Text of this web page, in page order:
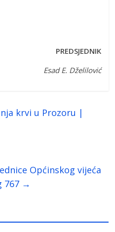
PREDSJEDNIK
E. Dželilović
krvi u Prozoru |
Općinskog vijeća
767 →